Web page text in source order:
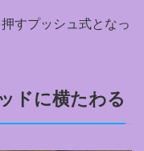
すプッシュ式となっ
ドに横たわる